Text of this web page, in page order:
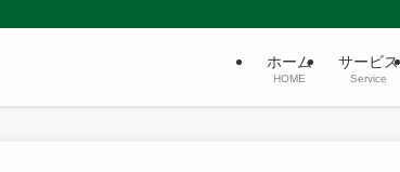
ホーム
HOME
サービス
Service